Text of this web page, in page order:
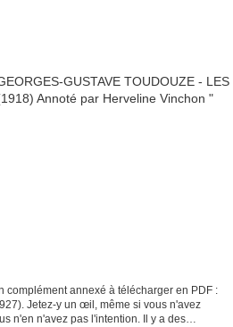
complément annexé à télécharger en PDF :
Jetez-y un œil, même si vous n'avez
n'en n'avez pas l'intention. Il y a des